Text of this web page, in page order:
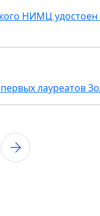
НИМЦ
лауреатов